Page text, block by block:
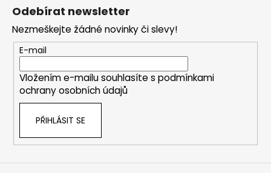
Odebírat newsletter
Nezmeškejte žádné novinky či slevy!
E-mail
Vložením e-mailu souhlasíte s podmínkami
ochrany osobních údajů
PŘIHLÁSIT SE